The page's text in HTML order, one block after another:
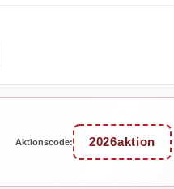
Aktionscode: 2026aktion